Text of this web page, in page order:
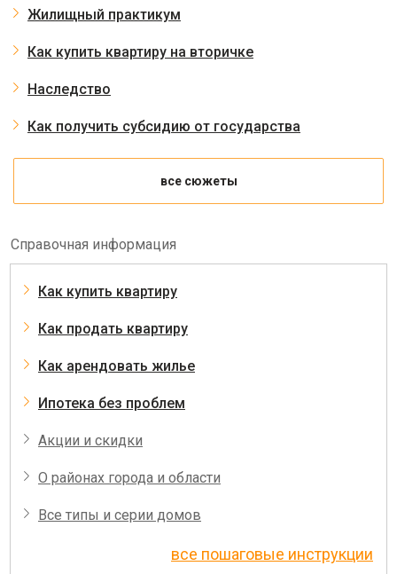
Жилищный практикум
Как купить квартиру на вторичке
Наследство
Как получить субсидию от государства
все сюжеты
Справочная информация
Как купить квартиру
Как продать квартиру
Как арендовать жилье
Ипотека без проблем
Акции и скидки
О районах города и области
Все типы и серии домов
все пошаговые инструкции